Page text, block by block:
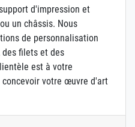
d'impression et
un châssis. Nous
de personnalisation
filets et des
est à votre
votre œuvre d'art